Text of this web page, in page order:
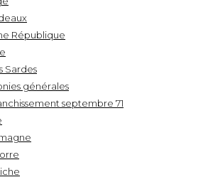
République
Sardes
générales
septembre 71